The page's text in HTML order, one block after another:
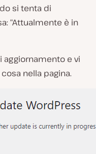
si tenta di
“Attualmente è in
e vi
nella pagina.